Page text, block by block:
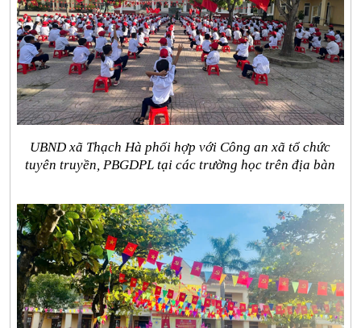
UBND xã Thạch Hà phối hợp với Công an xã tổ chức
tuyên truyền, PBGDPL tại các trường học trên địa bàn